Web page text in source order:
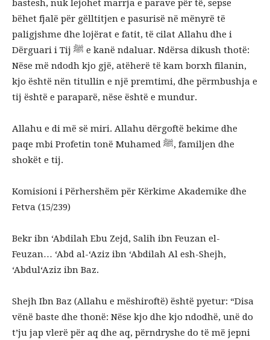
bastesh, nuk lejohet marrja e parave për të, sepse
bëhet fjalë për gëlltitjen e pasurisë në mënyrë të
paligjshme dhe lojërat e fatit, të cilat Allahu dhe i
Dërguari i Tij ﷺ e kanë ndaluar. Ndërsa dikush thotë:
Nëse më ndodh kjo gjë, atëherë të kam borxh filanin,
kjo është nën titullin e një premtimi, dhe përmbushja e
tij është e paraparë, nëse është e mundur.
Allahu e di më së miri. Allahu dërgoftë bekime dhe
paqe mbi Profetin tonë Muhamed ﷺ, familjen dhe
shokët e tij.
Komisioni i Përhershëm për Kërkime Akademike dhe
Fetva (15/239)
Bekr ibn ‘Abdilah Ebu Zejd, Salih ibn Feuzan el-
Feuzan… ‘Abd al-‘Aziz ibn ‘Abdilah Al esh-Shejh,
‘Abdul‘Aziz ibn Baz.
Shejh Ibn Baz (Allahu e mëshiroftë) është pyetur: “Disa
vënë baste dhe thonë: Nëse kjo dhe kjo ndodhë, unë do
t’ju jap vlerë për aq dhe aq, përndryshe do të më jepni